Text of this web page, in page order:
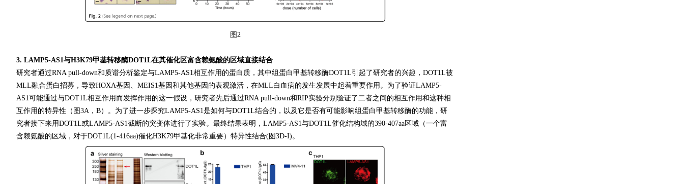
图2
3. LAMP5-AS1与H3K79甲基转移酶DOT1L在其催化区富含赖氨酸的区域直接结合
研究者通过RNA pull-down和质谱分析鉴定与LAMP5-AS1相互作用的蛋白质，其中组蛋白甲基转移酶DOT1L引起了研究者的兴趣，DOT1L被
MLL融合蛋白招募，导致HOXA基因、MEIS1基因和其他基因的表观激活，在MLL白血病的发生发展中起着重要作用。为了验证LAMP5-
AS1可能通过与DOT1L相互作用而发挥作用的这一假设，研究者先后通过RNA pull-down和RIP实验分别验证了二者之间的相互作用和这种相
互作用的特异性（图3A，B）。为了进一步探究LAMP5-AS1是如何与DOT1L结合的，以及它是否有可能影响组蛋白甲基转移酶的功能，研
究者接下来用DOT1L或LAMP5-AS1截断的突变体进行了实验。最终结果表明，LAMP5-AS1与DOT1L催化结构域的390-407aa区域（一个富
含赖氨酸的区域，对于DOT1L(1-416aa)催化H3K79甲基化非常重要）特异性结合(图3D-I)。